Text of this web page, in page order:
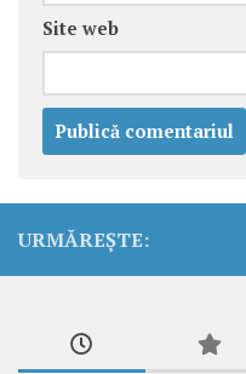
Site web
URMĂREȘTE: